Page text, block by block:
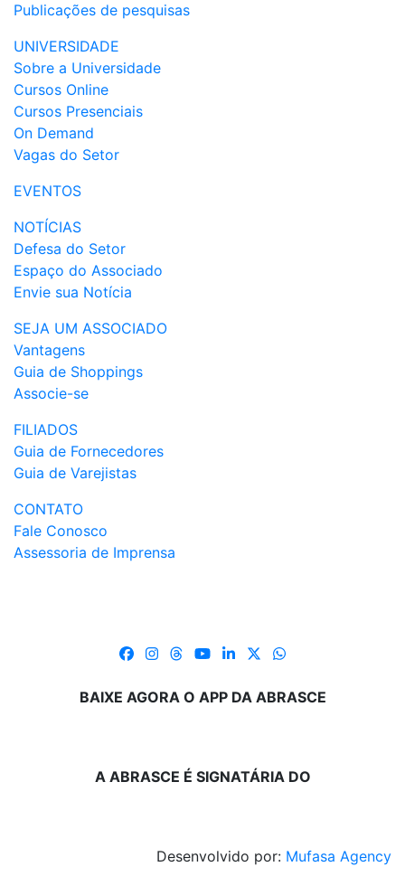
Publicações de pesquisas
UNIVERSIDADE
Sobre a Universidade
Cursos Online
Cursos Presenciais
On Demand
Vagas do Setor
EVENTOS
NOTÍCIAS
Defesa do Setor
Espaço do Associado
Envie sua Notícia
SEJA UM ASSOCIADO
Vantagens
Guia de Shoppings
Associe-se
FILIADOS
Guia de Fornecedores
Guia de Varejistas
CONTATO
Fale Conosco
Assessoria de Imprensa
BAIXE AGORA O APP DA ABRASCE
A ABRASCE É SIGNATÁRIA DO
Desenvolvido por: Mufasa Agency